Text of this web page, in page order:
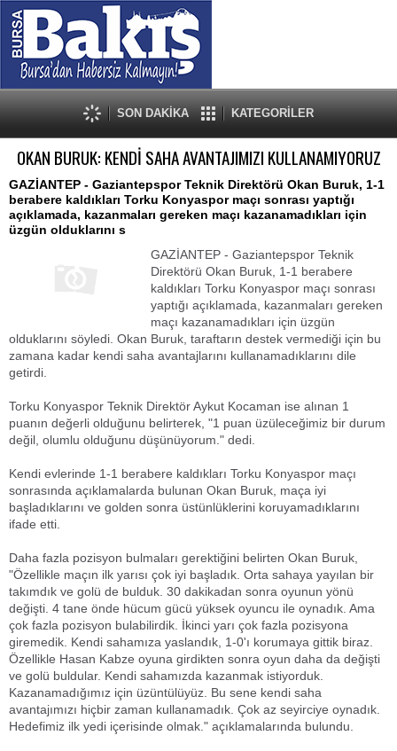
SON DAKİKA KATEGORİLER
OKAN BURUK: KENDİ SAHA AVANTAJIMIZI KULLANAMIYORUZ
GAZİANTEP - Gaziantepspor Teknik Direktörü Okan Buruk, 1-1
berabere kaldıkları Torku Konyaspor maçı sonrası yaptığı
açıklamada, kazanmaları gereken maçı kazanamadıkları için
üzgün olduklarını s
GAZİANTEP - Gaziantepspor Teknik
Direktörü Okan Buruk, 1-1 berabere
kaldıkları Torku Konyaspor maçı sonrası
yaptığı açıklamada, kazanmaları gereken
maçı kazanamadıkları için üzgün
olduklarını söyledi. Okan Buruk, taraftarın destek vermediği için bu
zamana kadar kendi saha avantajlarını kullanamadıklarını dile
getirdi.
Torku Konyaspor Teknik Direktör Aykut Kocaman ise alınan 1
puanın değerli olduğunu belirterek, "1 puan üzüleceğimiz bir durum
değil, olumlu olduğunu düşünüyorum." dedi.
Kendi evlerinde 1-1 berabere kaldıkları Torku Konyaspor maçı
sonrasında açıklamalarda bulunan Okan Buruk, maça iyi
başladıklarını ve golden sonra üstünlüklerini koruyamadıklarını
ifade etti.
Daha fazla pozisyon bulmaları gerektiğini belirten Okan Buruk,
"Özellikle maçın ilk yarısı çok iyi başladık. Orta sahaya yayılan bir
takımdık ve golü de bulduk. 30 dakikadan sonra oyunun yönü
değişti. 4 tane önde hücum gücü yüksek oyuncu ile oynadık. Ama
çok fazla pozisyon bulabilirdik. İkinci yarı çok fazla pozisyona
giremedik. Kendi sahamıza yaslandık, 1-0'ı korumaya gittik biraz.
Özellikle Hasan Kabze oyuna girdikten sonra oyun daha da değişti
ve golü buldular. Kendi sahamızda kazanmak istiyorduk.
Kazanamadığımız için üzüntülüyüz. Bu sene kendi saha
avantajımızı hiçbir zaman kullanamadık. Çok az seyirciye oynadık.
Hedefimiz ilk yedi içerisinde olmak." açıklamalarında bulundu.